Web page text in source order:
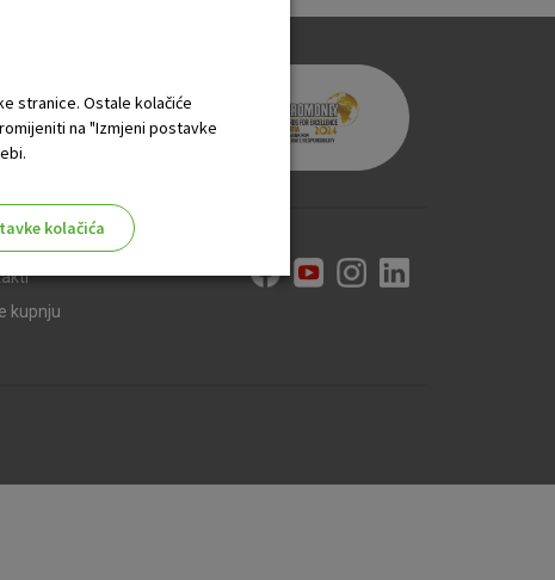
kupnju
stranice. Ostale kolačiće
na "Izmjeni postavke
kolačića